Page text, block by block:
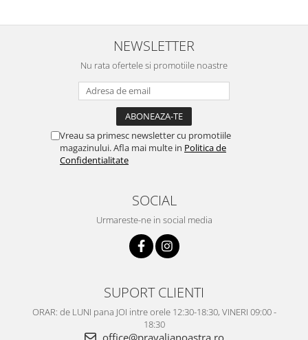
NEWSLETTER
Nu rata ofertele si promotiile noastre
Vreau sa primesc newsletter cu promotiile
magazinului. Afla mai multe in Politica de
Confidentialitate
SOCIAL
Urmareste-ne in social media
SUPORT CLIENTI
ORAR: de LUNI pana JOI intre orele 12:30-18:30, VINERI 09:00 -
18:30
office@pravalianoastra.ro